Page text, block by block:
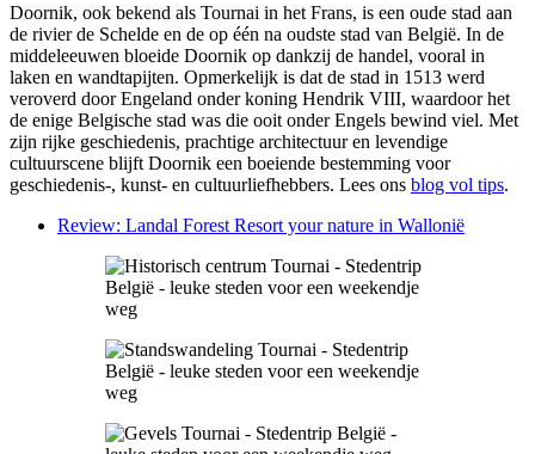
Doornik, ook bekend als Tournai in het Frans, is een oude stad aan
de rivier de Schelde en de op één na oudste stad van België. In de
middeleeuwen bloeide Doornik op dankzij de handel, vooral in
laken en wandtapijten. Opmerkelijk is dat de stad in 1513 werd
veroverd door Engeland onder koning Hendrik VIII, waardoor het
de enige Belgische stad was die ooit onder Engels bewind viel. Met
zijn rijke geschiedenis, prachtige architectuur en levendige
cultuurscene blijft Doornik een boeiende bestemming voor
geschiedenis-, kunst- en cultuurliefhebbers. Lees ons blog vol tips.
Review: Landal Forest Resort your nature in Wallonië